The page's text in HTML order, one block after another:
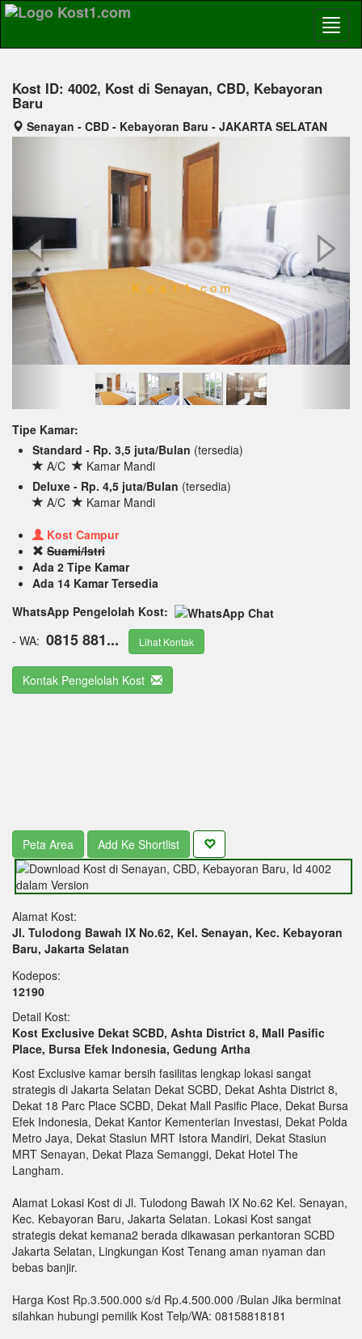
Kost ID: 4002, Kost di Senayan, CBD, Kebayoran
Baru
Senayan - CBD - Kebayoran Baru - JAKARTA SELATAN
Tipe Kamar:
Standard - Rp. 3,5 juta/Bulan (tersedia)
A/C
Kamar Mandi
Deluxe - Rp. 4,5 juta/Bulan (tersedia)
A/C
Kamar Mandi
Kost Campur
Suami/Istri
Ada 2 Tipe Kamar
Ada 14 Kamar Tersedia
WhatsApp Pengelolah Kost:
- WA: 0815 881... Lihat Kontak
Kontak Pengelolah Kost
Peta Area Add Ke Shortlist
Alamat Kost:
Jl. Tulodong Bawah IX No.62, Kel. Senayan, Kec. Kebayoran
Baru, Jakarta Selatan
Kodepos:
12190
Detail Kost:
Kost Exclusive Dekat SCBD, Ashta District 8, Mall Pasific
Place, Bursa Efek Indonesia, Gedung Artha
Kost Exclusive kamar bersih fasilitas lengkap lokasi sangat
strategis di Jakarta Selatan Dekat SCBD, Dekat Ashta District 8,
Dekat 18 Parc Place SCBD, Dekat Mall Pasific Place, Dekat Bursa
Efek Indonesia, Dekat Kantor Kementerian Investasi, Dekat Polda
Metro Jaya, Dekat Stasiun MRT Istora Mandiri, Dekat Stasiun
MRT Senayan, Dekat Plaza Semanggi, Dekat Hotel The
Langham.
Alamat Lokasi Kost di Jl. Tulodong Bawah IX No.62 Kel. Senayan,
Kec. Kebayoran Baru, Jakarta Selatan. Lokasi Kost sangat
strategis dekat kemana2 berada dikawasan perkantoran SCBD
Jakarta Selatan, Lingkungan Kost Tenang aman nyaman dan
bebas banjir.
Harga Kost Rp.3.500.000 s/d Rp.4.500.000 /Bulan Jika berminat
silahkan hubungi pemilik Kost Telp/WA: 08158818181